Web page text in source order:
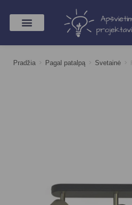
Pradžia > Pagal patalpą > Svetainė >